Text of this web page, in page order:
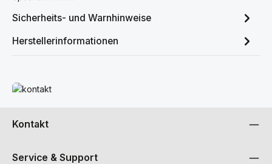
Sicherheits- und Warnhinweise
Herstellerinformationen
Mehr erfahren
Kontakt
Service & Support